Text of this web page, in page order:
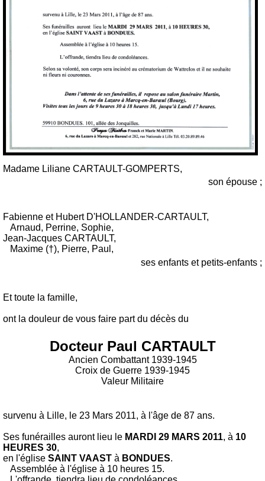
Madame Liliane CARTAULT-GOMPERTS,
son épouse ;
Fabienne et Hubert D'HOLLANDER-CARTAULT,
Arnaud, Perrine, Sophie,
Jean-Jacques CARTAULT,
Maxime (†), Pierre, Paul,
ses enfants et petits-enfants ;
Et toute la famille,
ont la douleur de vous faire part du décès du
Docteur Paul CARTAULT
Ancien Combattant 1939-1945
Croix de Guerre 1939-1945
Valeur Militaire
survenu à Lille, le 23 Mars 2011, à l'âge de 87 ans.
Ses funérailles auront lieu le MARDI 29 MARS 2011, à 10
HEURES 30,
en l'église SAINT VAASTà BONDUES.
Assemblée à l'église à 10 heures 15.